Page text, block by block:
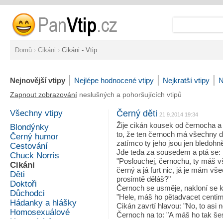
Domů › Cikáni › Cikáni - Vtip
Nejnovější vtipy | Nejlépe hodnocené vtipy | Nejkratší vtipy |
Zapnout zobrazování neslušných a pohoršujících vtipů
Všechny vtipy
Blondýnky
Černý humor
Cestování
Chuck Norris
Cikáni
Děti
Doktoři
Důchodci
Hádanky a hlášky
Homosexuálové
Černý děti 21.9.2014 19:34
Žije cikán kousek od černocha
to, že ten černoch má všechny
zatímco ty jeho jsou jen
Jde teda za sousedem a ptá se:
"Poslouchej, černochu, ty máš
černý a já furt nic, já je mám
prosimtě děláš?"
Černoch se usměje, nakloní se
"Hele, máš ho pětadvacet
Cikán zavrtí hlavou: "No, to asi
Černoch na to: "A máš ho tak